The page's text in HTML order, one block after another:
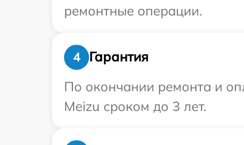
ремонтные операции.
4
Гарантия
По окончании ремонта и
Meizu сроком до 3 лет.